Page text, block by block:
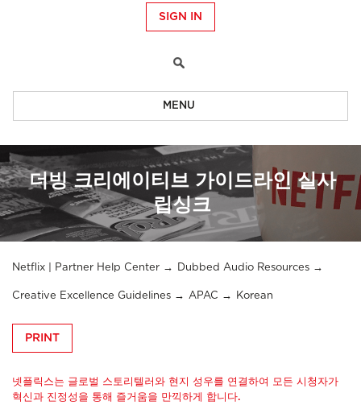
SIGN IN
MENU
더빙 크리에이티브 가이드라인 실사
립싱크
Netflix | Partner Help Center Dubbed Audio Resources
Creative Excellence Guidelines APAC Korean
PRINT
넷플릭스는 글로벌 스토리텔러와 현지 성우를 연결하여 모든 시청자가
혁신과 진정성을 통해 즐거움을 만끽하게 합니다.